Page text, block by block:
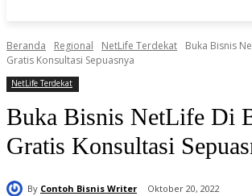
Beranda Regional NetLife Terdekat
Buka Bisnis
Gratis Konsultasi Sepuasnya
NetLife Terdekat
Buka Bisnis NetLife Di
Gratis Konsultasi
By Contoh Bisnis Writer Oktober 20, 2022